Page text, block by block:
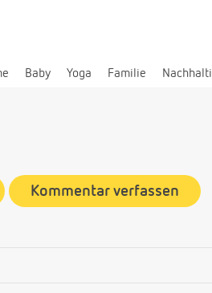
Baby Yoga Familie
Kommentar verfassen